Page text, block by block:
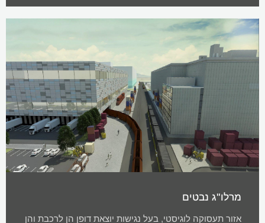
מרלו"ג נבטים
אזור תעסוקה לוגיסטי, בעל נגישות יוצאת דופן הן לרכבת והן